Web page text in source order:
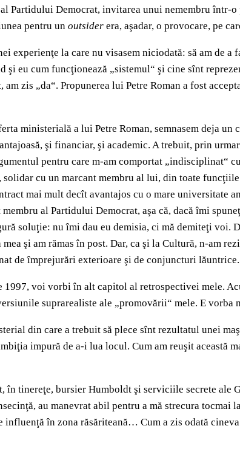
Partidului Democrat, invitarea unui nemembru într-o
pentru un outsider era, aşadar, o provocare, pe
la care nu visasem niciodată: să am de a
şi eu cum funcţionează „sistemul“ şi cine sînt
zis „da“. Propunerea lui Petre Roman a fost
ministerială a lui Petre Roman, semnasem deja un
şi financiar, şi academic. A trebuit, prin
pentru care m-am comportat „indisciplinat“
cu un marcant membru al lui, din toate
mai mult decît avantajos cu o mare universitate
al Partidului Democrat, aşa că, dacă îmi
soluţie: nu îmi dau eu demisia, ci mă demiteţi voi.
şi am rămas în post. Dar, ca şi la Cultură, n-am
de împrejurări exterioare şi de conjuncturi lăuntrice.
voi vorbi în alt capitol al retrospectivei mele.
suprarealiste ale „promovării“ mele. E vorba
din care a trebuit să plece sînt rezultatul unei
impură de a-i lua locul. Cum am reuşit această
tinereţe, bursier Humboldt şi serviciile secrete ale
au manevrat abil pentru a mă strecura tocmai
în zona răsăriteană… Cum a zis odată